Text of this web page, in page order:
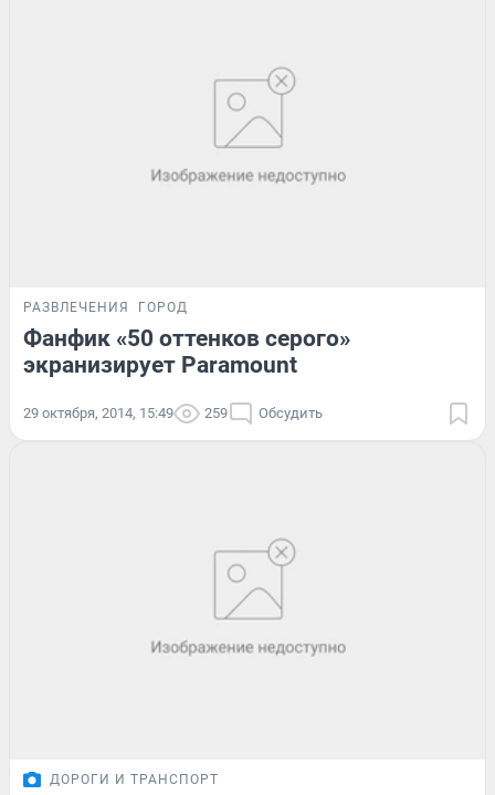
РАЗВЛЕЧЕНИЯ ГОРОД
Фанфик «50 оттенков серого»
экранизирует Paramount
29 октября, 2014, 15:49 259 Обсудить
ДОРОГИ И ТРАНСПОРТ